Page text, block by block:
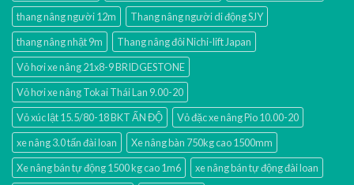
thang nâng người 12m
Thang nâng người di động SJY
thang nâng nhật 9m
Thang nâng đôi Nichi-lift Japan
Vỏ hơi xe nâng 21x8-9 BRIDGESTONE
Vỏ hơi xe nâng Tokai Thái Lan 9.00-20
Vỏ xúc lật 15.5/80-18 BKT ẤN ĐỘ
Vỏ đặc xe nâng Pio 10.00-20
xe nâng 3.0 tấn đài loan
Xe nâng bàn 750kg cao 1500mm
Xe nâng bán tự động 1500 kg cao 1m6
xe nâng bán tự động đài loan